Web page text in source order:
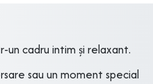
cadru intim și relaxant.
sau un moment special